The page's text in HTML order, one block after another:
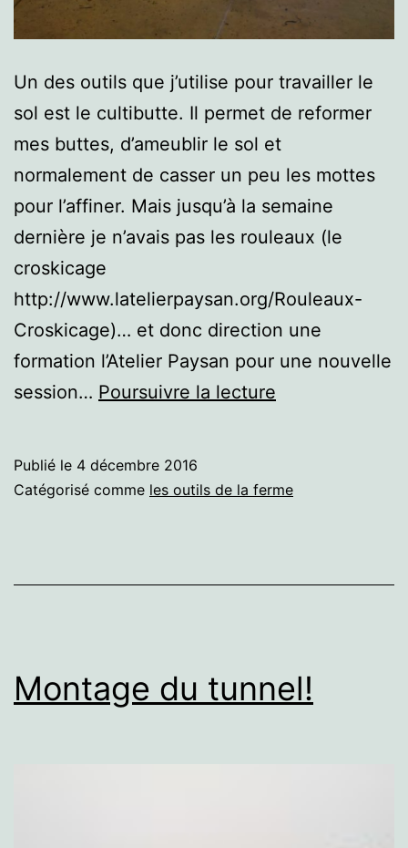
Un des outils que j’utilise pour travailler le
sol est le cultibutte. Il permet de reformer
mes buttes, d’ameublir le sol et
normalement de casser un peu les mottes
pour l’affiner. Mais jusqu’à la semaine
dernière je n’avais pas les rouleaux (le
croskicage
http://www.latelierpaysan.org/Rouleaux-
Croskicage)… et donc direction une
formation l’Atelier Paysan pour une nouvelle
session… Poursuivre la lecture
amélioré!
Publié le 4 décembre 2016
Catégorisé comme les outils de la ferme
Montage du tunnel!